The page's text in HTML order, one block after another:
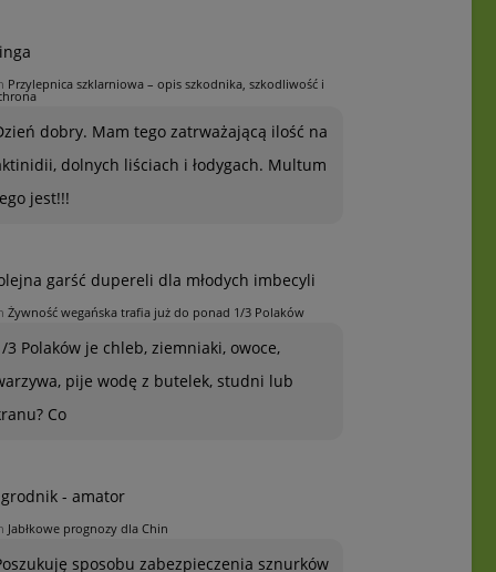
Przylepnica szklarniowa – opis szkodnika, szkodliwość i
dobry. Mam tego zatrważającą ilość na
dolnych liściach i łodygach. Multum
jest!!!
garść dupereli dla młodych imbecyli
Żywność wegańska trafia już do ponad 1/3 Polaków
3 Polaków je chleb, ziemniaki, owoce,
pije wodę z butelek, studni lub
Co
- amator
Jabłkowe prognozy dla Chin
sposobu zabezpieczenia sznurków